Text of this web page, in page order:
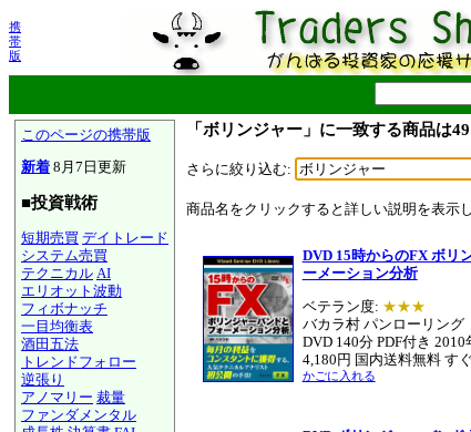
携
帯
版
このページの携帯版
新着 8月7日更新
■投資戦術
短期売買 デイトレード
システム売買
テクニカル AI
エリオット波動
フィボナッチ
一目均衡表
酒田五法
トレンドフォロー
逆張り
アノマリー 裁量
ファンダメンタル
「ボリンジャー」に一致する商品は49
さらに絞り込む:
商品名をクリックすると詳しい説明を表示し
DVD 15時からのFX ボリ
ーメーション分析
ベテラン度: ★★★
バカラ村 パンローリング
DVD 140分 PDF付き 2010
4,180円 国内送料無料 す
かごに入れる